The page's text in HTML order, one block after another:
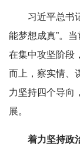
习近平总书
能梦想成真”。
在集中攻坚阶段
而上，察实情、
力坚持四个导向
展。
着力坚持政